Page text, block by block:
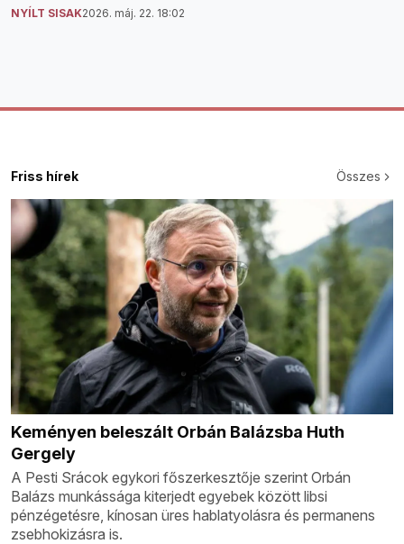
NYÍLT SISAK2026. máj. 22. 18:02
Friss hírek Összes
Keményen beleszált Orbán Balázsba Huth
Gergely
A Pesti Srácok egykori főszerkesztője szerint Orbán
Balázs munkássága kiterjedt egyebek között libsi
pénzégetésre, kínosan üres hablatyolásra és permanens
zsebhokizásra is.